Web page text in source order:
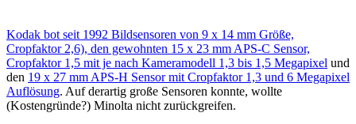
Kodak bot seit 1992 Bildsensoren von 9 x 14 mm Größe,
Cropfaktor 2,6), den gewohnten 15 x 23 mm APS-C Sensor,
Cropfaktor 1,5 mit je nach Kameramodell 1,3 bis 1,5 Megapixel und
den 19 x 27 mm APS-H Sensor mit Cropfaktor 1,3 und 6 Megapixel
Auflösung. Auf derartig große Sensoren konnte, wollte
(Kostengründe?) Minolta nicht zurückgreifen.